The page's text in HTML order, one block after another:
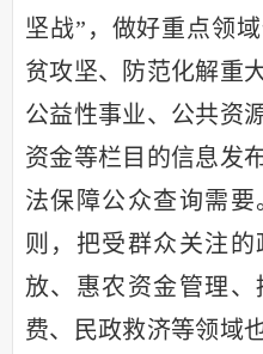
坚战”，做好重点领
贫攻坚、防范化解重
公益性事业、公共资
资金等栏目的信息发
法保障公众查询需
则，把受群众关注
放、惠农资金管理、
费、民政救济等领域